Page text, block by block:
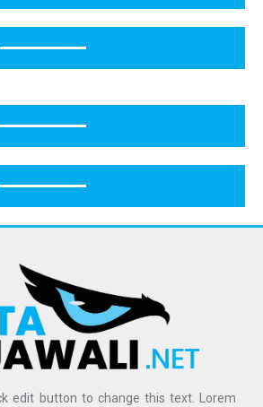
edit button to change this text. Lorem